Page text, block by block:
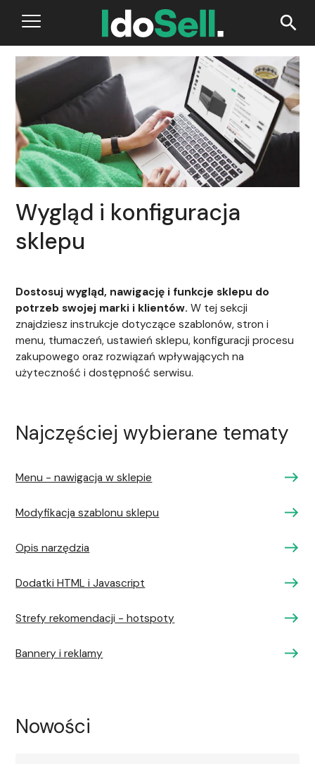
search
Wygląd i konfiguracja
sklepu
Dostosuj wygląd, nawigację i funkcje sklepu do
potrzeb swojej marki i klientów. W tej sekcji
znajdziesz instrukcje dotyczące szablonów, stron i
menu, tłumaczeń, ustawień sklepu, konfiguracji procesu
zakupowego oraz rozwiązań wpływających na
użyteczność i dostępność serwisu.
Najczęściej wybierane tematy
Menu - nawigacja w sklepie
Modyfikacja szablonu sklepu
Opis narzędzia
Dodatki HTML i Javascript
Strefy rekomendacji - hotspoty
Bannery i reklamy
Nowości